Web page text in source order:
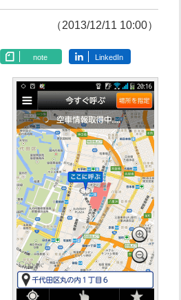
（2013/12/11 10:00）
note LinkedIn